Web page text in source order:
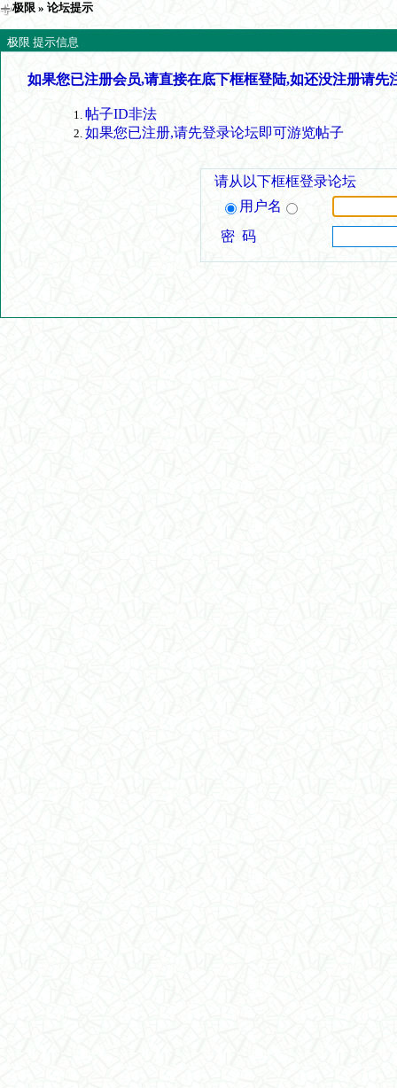
极限 » 论坛提示
极限 提示信息
如果您已注册会员,请直接在底下框框登陆,如还没注册请先
帖子ID非法
如果您已注册,请先登录论坛即可游览帖子
请从以下框框登录论坛
用户名
密 码